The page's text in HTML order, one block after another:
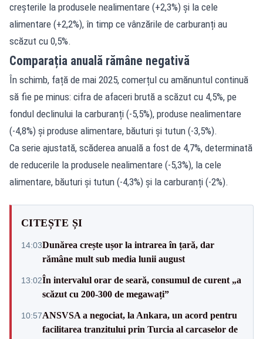
creșterile la produsele nealimentare (+2,3%) și la cele
alimentare (+2,2%), în timp ce vânzările de carburanți au
scăzut cu 0,5%.
Comparația anuală rămâne negativă
În schimb, față de mai 2025, comerțul cu amănuntul continuă
să fie pe minus: cifra de afaceri brută a scăzut cu 4,5%, pe
fondul declinului la carburanți (-5,5%), produse nealimentare
(-4,8%) și produse alimentare, băuturi și tutun (-3,5%).
Ca serie ajustată, scăderea anuală a fost de 4,7%, determinată
de reducerile la produsele nealimentare (-5,3%), la cele
alimentare, băuturi și tutun (-4,3%) și la carburanți (-2%).
CITEȘTE ȘI
14:03Dunărea crește ușor la intrarea în țară, dar
rămâne mult sub media lunii august
13:02În intervalul orar de seară, consumul de curent „a
scăzut cu 200-300 de megawați”
10:57ANSVSA a negociat, la Ankara, un acord pentru
facilitarea tranzitului prin Turcia al carcaselor de